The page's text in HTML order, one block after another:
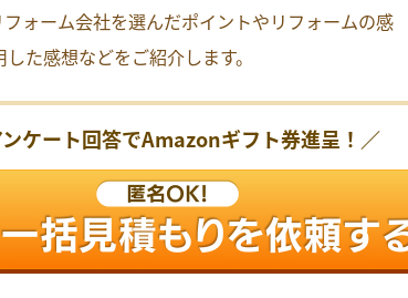
ォーム会社を選んだポイントやリフォームの感
た感想などをご紹介します。
ケート回答でAmazonギフト券進呈！／